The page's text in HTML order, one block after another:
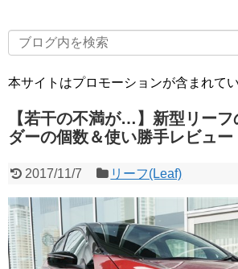
本サイトはプロモーションが含まれてい
【若干の不満が…】新型リー
ダーの個数＆使い勝手レビュー
2017/11/7 リーフ(Leaf)